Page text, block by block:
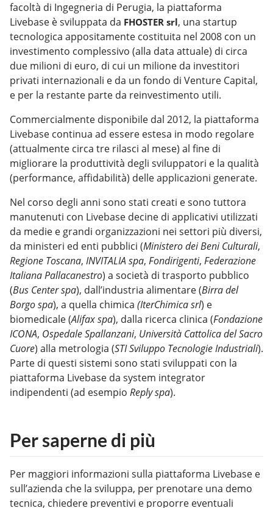
facoltà di Ingegneria di Perugia, la piattaforma
Livebase è sviluppata da FHOSTER srl, una startup
tecnologica appositamente costituita nel 2008 con un
investimento complessivo (alla data attuale) di circa
due milioni di euro, di cui un milione da investitori
privati internazionali e da un fondo di Venture Capital,
e per la restante parte da reinvestimento utili.
Commercialmente disponibile dal 2012, la piattaforma
Livebase continua ad essere estesa in modo regolare
(attualmente circa tre rilasci al mese) al fine di
migliorare la produttività degli sviluppatori e la qualità
(performance, affidabilità) delle applicazioni generate.
Nel corso degli anni sono stati creati e sono tuttora
manutenuti con Livebase decine di applicativi utilizzati
da medie e grandi organizzazioni nei settori più diversi,
da ministeri ed enti pubblici (Ministero dei Beni Culturali,
Regione Toscana, INVITALIA spa, Fondirigenti, Federazione
Italiana Pallacanestro) a società di trasporto pubblico
(Bus Center spa), dall’industria alimentare (Birra del
Borgo spa), a quella chimica (IterChimica srl) e
biomedicale (Alifax spa), dalla ricerca clinica (Fondazione
ICONA, Ospedale Spallanzani, Università Cattolica del Sacro
Cuore) alla metrologia (STI Sviluppo Tecnologie Industriali).
Parte di questi sistemi sono stati sviluppati con la
piattaforma Livebase da system integrator
indipendenti (ad esempio Reply spa).
Per saperne di più
Per maggiori informazioni sulla piattaforma Livebase e
sull’azienda che la sviluppa, per prenotare una demo
tecnica, chiedere preventivi e proporre eventuali